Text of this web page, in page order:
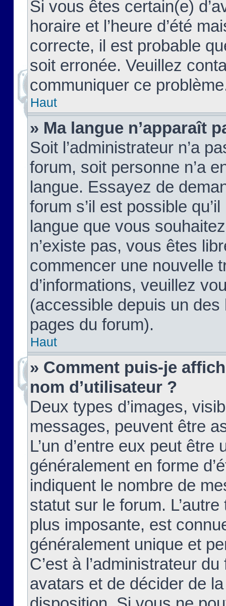
Si vous êtes certain(e)
horaire et l’heure d’été
correcte, il est probable
soit erronée. Veuillez
communiquer ce
Haut
» Ma langue n’apparaît
Soit l’administrateur n’a
forum, soit personne n’a
langue. Essayez de
forum s’il est possible
langue que vous
n’existe pas, vous êtes
commencer une nouvelle
d’informations, veuillez
(accessible depuis un
pages du forum).
Haut
» Comment puis-je
nom d’utilisateur ?
Deux types d’images,
messages, peuvent être
L’un d’entre eux peut
généralement en forme
indiquent le nombre de
statut sur le forum.
plus imposante, est
généralement unique et
C’est à l’administrateur
avatars et de décider de